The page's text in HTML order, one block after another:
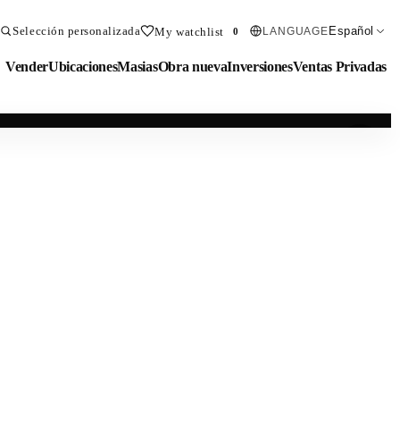
Selección personalizada My watchlist 0 LANGUAGE Español
VenderUbicacionesMasiasObra nuevaInversionesVentas Privadas